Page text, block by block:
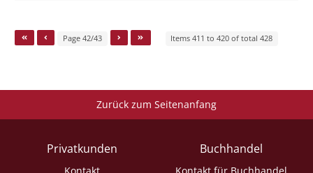
Page 42/43 Items 411 to 420 of total 428
Zurück zum Seitenanfang
Privatkunden Buchhandel